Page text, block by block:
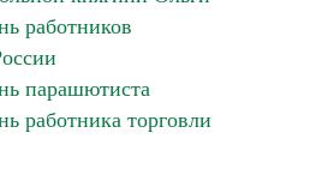
работников
парашютиста
работника торговли